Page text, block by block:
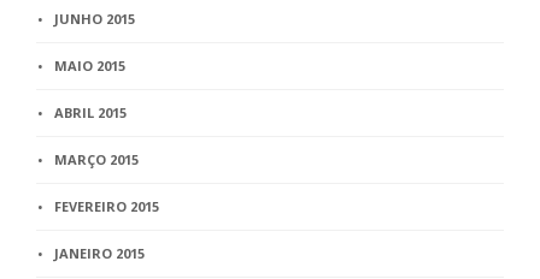
JUNHO 2015
MAIO 2015
ABRIL 2015
MARÇO 2015
FEVEREIRO 2015
JANEIRO 2015